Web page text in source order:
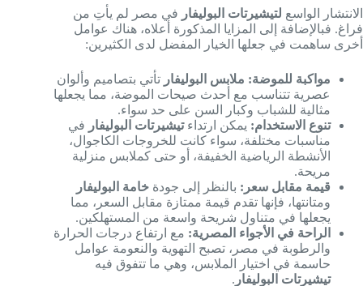
الانتشار الواسع لتيشيرتات البوليفار في مصر لم يأتِ من
فراغ. فبالإضافة إلى المزايا المذكورة أعلاه، هناك عوامل
أخرى ساهمت في جعلها الخيار المفضل لدى الكثيرين:
مواكبة للموضة: ملابس البوليفار تأتي بتصاميم وألوان
عصرية تتناسب مع أحدث صيحات الموضة، مما يجعلها
مثالية للشباب وكبار السن على حد سواء.
تنوع الاستخدام: يمكن ارتداءتيشيرتات البوليفار في
مناسبات مختلفة، سواء كانت للخروجات الكاجوال،
الأنشطة الرياضية الخفيفة، أو حتى كملابس منزلية
مريحة.
قيمة مقابل سعر: بالنظر إلى جودة خامة البوليفار
ومتانتها، فإنها تقدم قيمة ممتازة مقابل السعر، مما
يجعلها في متناول شريحة واسعة من المستهلكين.
الراحة في الأجواء المصرية: مع ارتفاع درجات الحرارة
والرطوبة في مصر، تصبح التهوية والنعومة عوامل
حاسمة في اختيار الملابس، وهي ما تتفوق فيه
تيشيرتات البوليفار .